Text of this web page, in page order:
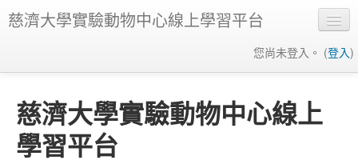
慈濟大學實驗動物中心線上學習平台
您尚未登入。 (登入)
慈濟大學實驗動物中心線上
學習平台